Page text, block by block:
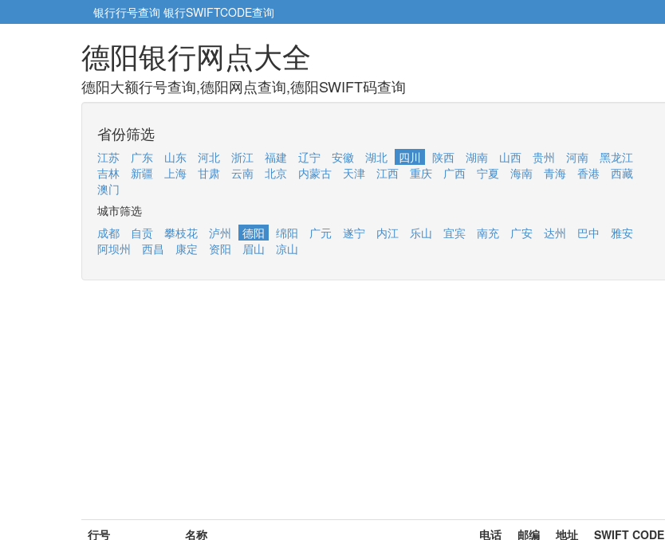
银行行号查询 银行SWIFTCODE查询
德阳银行网点大全
德阳大额行号查询,德阳网点查询,德阳SWIFT码查询
省份筛选
江苏 广东 山东 河北 浙江 福建 辽宁 安徽 湖北 四川 陕西 湖南 山西 贵州 河南
黑龙江
吉林
新疆 上海 甘肃 云南 北京 内蒙古 天津 江西 重庆 广西 宁夏 海南 青海 香港
西藏
澳门
城市筛选
成都
自贡 攀枝花 泸州 德阳 绵阳 广元 遂宁 内江 乐山 宜宾 南充 广安 达州 巴中
雅安
阿坝州
西昌 康定 资阳 眉山 凉山
行号 名称 电话 邮编 地址
SWIFT CODE